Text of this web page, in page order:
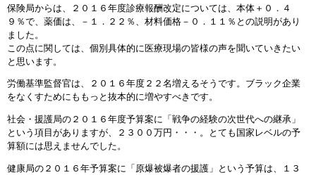
保険局からは、２０１６年度診療報酬改定については、本体＋０．４
９％で、薬価は、－１．２２％、材料価格－０．１１％との説明があり
ました。
この点に関しては、個別具体的に医療現場の皆様の声を聞いていきたい
と思います。
労働基準監督官は、２０１６年度２２名増えるそうです。ブラック企業
をなくすためにももっと抜本的に増やすべきです。
社会・援護局の２０１６年度予算案に「戦争の経験の次世代への継承」
という項目がありますが、２３００万円・・・。とても国家レベルの予
算額には思えませんでした。
健康局の２０１６年予算案に「原爆被爆者の援護」という予算は、１３